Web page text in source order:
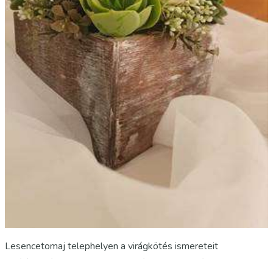
Lesencetomaj telephelyen a virágkötés ismereteit